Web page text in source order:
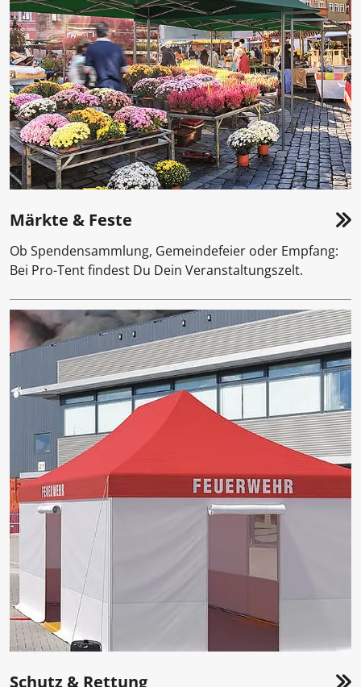
Märkte & Feste
Ob Spendensammlung, Gemeindefeier oder Empfang:
Bei Pro-Tent findest Du Dein Veranstaltungszelt.
Schutz & Rettung